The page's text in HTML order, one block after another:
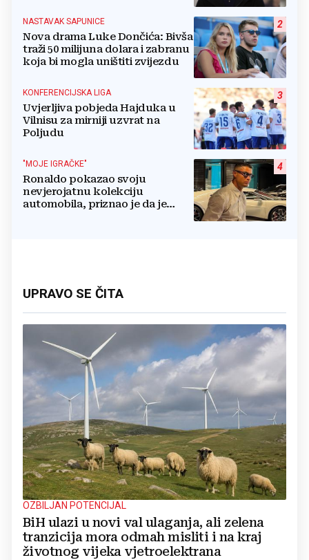
2
NASTAVAK SAPUNICE
Nova drama Luke Dončića: Bivša
traži 50 milijuna dolara i zabranu
koja bi mogla uništiti zvijezdu
3
KONFERENCIJSKA LIGA
Uvjerljiva pobjeda Hajduka u
Vilnisu za mirniji uzvrat na
Poljudu
4
"MOJE IGRAČKE"
Ronaldo pokazao svoju
nevjerojatnu kolekciju
automobila, priznao je da je
UPRAVO SE ČITA
OZBILJAN POTENCIJAL
BiH ulazi u novi val ulaganja, ali zelena
tranzicija mora odmah misliti i na kraj
životnog vijeka vjetroelektrana